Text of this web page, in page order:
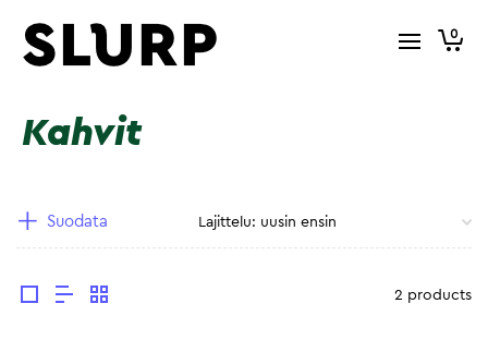
0
Kahvit
Suodata
2 products